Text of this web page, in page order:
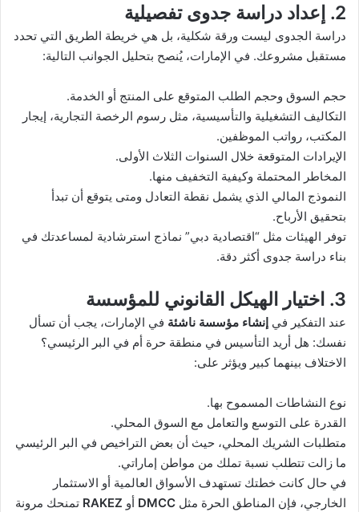
2. إعداد دراسة جدوى تفصيلية
دراسة الجدوى ليست ورقة شكلية، بل هي خريطة الطريق التي تحدد
مستقبل مشروعك. في الإمارات، يُنصح بتحليل الجوانب التالية:
حجم السوق وحجم الطلب المتوقع على المنتج أو الخدمة.
التكاليف التشغيلية والتأسيسية، مثل رسوم الرخصة التجارية، إيجار
المكتب، رواتب الموظفين.
الإيرادات المتوقعة خلال السنوات الثلاث الأولى.
المخاطر المحتملة وكيفية التخفيف منها.
النموذج المالي الذي يشمل نقطة التعادل ومتى يتوقع أن تبدأ
بتحقيق الأرباح.
توفر الهيئات مثل “اقتصادية دبي” نماذج استرشادية لمساعدتك في
بناء دراسة جدوى أكثر دقة.
3. اختيار الهيكل القانوني للمؤسسة
عند التفكير في إنشاء مؤسسة ناشئة في الإمارات، يجب أن تسأل
نفسك: هل أريد التأسيس في منطقة حرة أم في البر الرئيسي؟
الاختلاف بينهما كبير ويؤثر على:
نوع النشاطات المسموح بها.
القدرة على التوسع والتعامل مع السوق المحلي.
متطلبات الشريك المحلي، حيث أن بعض التراخيص في البر الرئيسي
ما زالت تتطلب نسبة تملك من مواطن إماراتي.
في حال كانت خطتك تستهدف الأسواق العالمية أو الاستثمار
الخارجي، فإن المناطق الحرة مثل DMCC أو RAKEZ تمنحك مرونة